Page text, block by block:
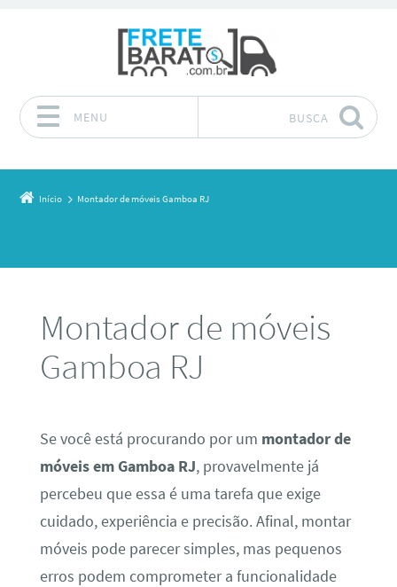
MENU BUSCA
Início Montador de móveis Gamboa RJ
Montador de móveis
Gamboa RJ
Se você está procurando por um montador de
móveis em Gamboa RJ, provavelmente já
percebeu que essa é uma tarefa que exige
cuidado, experiência e precisão. Afinal, montar
móveis pode parecer simples, mas pequenos
erros podem comprometer a funcionalidade